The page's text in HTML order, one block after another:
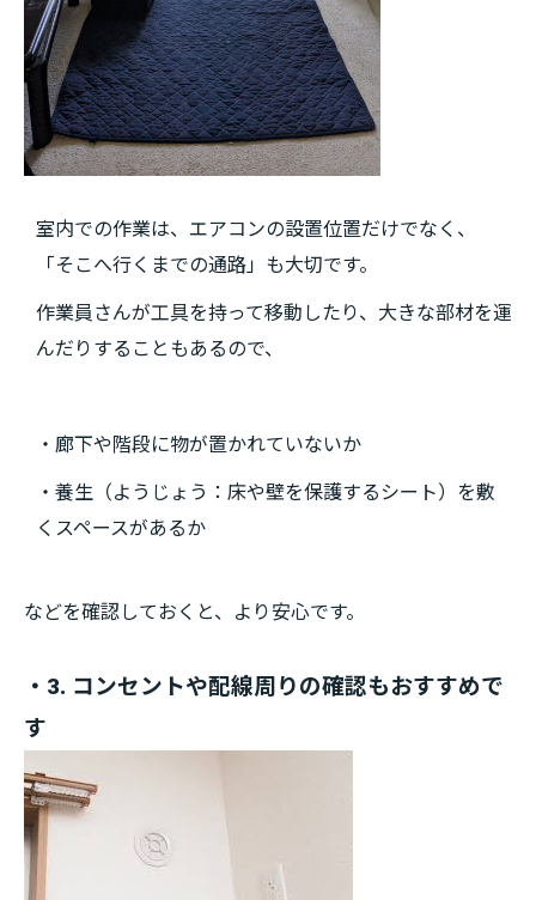
室内での作業は、エアコンの設置位置だけでなく、
「そこへ行くまでの通路」も大切です。
作業員さんが工具を持って移動したり、大きな部材を運
んだりすることもあるので、
・廊下や階段に物が置かれていないか
・養生（ようじょう：床や壁を保護するシート）を敷
くスペースがあるか
などを確認しておくと、より安心です。
・3. コンセントや配線周りの確認もおすすめで
す